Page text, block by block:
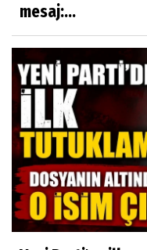
mesaj:...